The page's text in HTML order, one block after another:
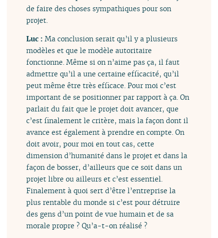
de faire des choses sympathiques pour son
projet.
Luc :Ma conclusion serait qu’il y a plusieurs
modèles et que le modèle autoritaire
fonctionne. Même si on n’aime pas ça, il faut
admettre qu’il a une certaine efficacité, qu’il
peut même être très efficace. Pour moi c’est
important de se positionner par rapport à ça. On
parlait du fait que le projet doit avancer, que
c’est finalement le critère, mais la façon dont il
avance est également à prendre en compte. On
doit avoir, pour moi en tout cas, cette
dimension d’humanité dans le projet et dans la
façon de bosser, d’ailleurs que ce soit dans un
projet libre ou ailleurs et c’est essentiel.
Finalement à quoi sert d’être l’entreprise la
plus rentable du monde si c’est pour détruire
des gens d’un point de vue humain et de sa
morale propre ? Qu’a-t-on réalisé ?